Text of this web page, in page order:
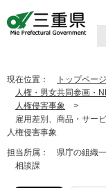
現在位置： トップページ
人権・男女共同参画・
人権侵害事象 >
雇用差別、商品・サー
人権侵害事象
担当所属： 県庁の組織
相談課